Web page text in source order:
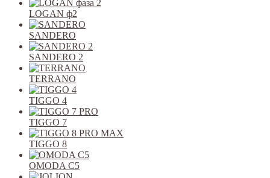
LOGAN ф2
SANDERO
SANDERO 2
TERRANO
TIGGO 4
TIGGO 7
TIGGO 8
OMODA C5